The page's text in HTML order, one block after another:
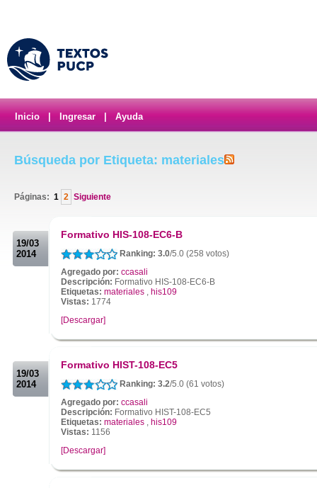
Inicio Ingresar Ayuda
Búsqueda por Etiqueta: materiales
Páginas: 1 2 Siguiente
19/03
2014
Formativo HIS-108-EC6-B
Ranking: 3.0/5.0 (258 votos)
Agregado por: ccasali
Descripción: Formativo HIS-108-EC6-B
Etiquetas: materiales , his109
Vistas: 1774
[Descargar]
19/03
2014
Formativo HIST-108-EC5
Ranking: 3.2/5.0 (61 votos)
Agregado por: ccasali
Descripción: Formativo HIST-108-EC5
Etiquetas: materiales , his109
Vistas: 1156
[Descargar]